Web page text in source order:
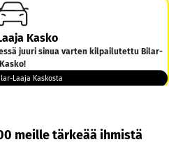
Kasko
juuri sinua varten kilpailutettu Bilar-
Kasko!
Laaja Kaskosta
meille tärkeää ihmistä